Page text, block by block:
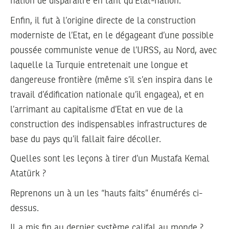
Enfin, il fut à l’origine directe de la construction
moderniste de l’Etat, en le dégageant d’une possible
poussée communiste venue de l’URSS, au Nord, avec
laquelle la Turquie entretenait une longue et
dangereuse frontière (même s’il s’en inspira dans le
travail d’édification nationale qu’il engagea), et en
l’arrimant au capitalisme d’Etat en vue de la
construction des indispensables infrastructures de
base du pays qu’il fallait faire décoller.
Quelles sont les leçons à tirer d’un Mustafa Kemal
Atatürk ?
Reprenons un à un les “hauts faits” énumérés ci-
dessus.